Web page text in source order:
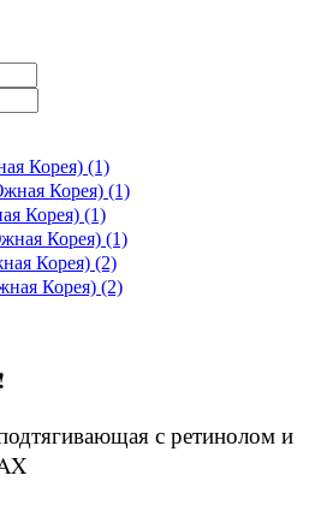
Корея) (1)
Корея) (1)
Корея) (1)
Корея) (1)
Корея) (2)
Корея) (2)
с ретинолом и